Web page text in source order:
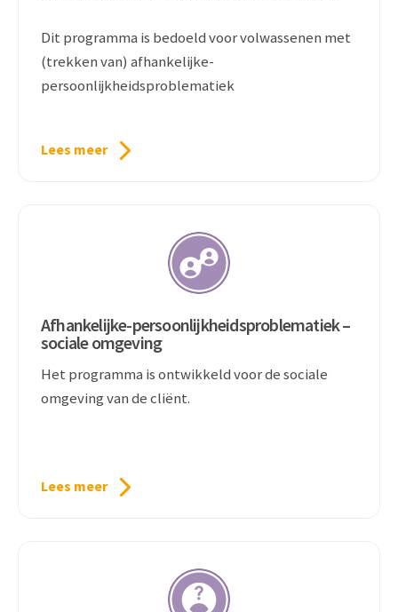
Dit programma is bedoeld voor volwassenen met
(trekken van) afhankelijke-
persoonlijkheidsproblematiek
Lees meer
Afhankelijke-persoonlijkheidsproblematiek –
sociale omgeving
Het programma is ontwikkeld voor de sociale
omgeving van de cliënt.
Lees meer